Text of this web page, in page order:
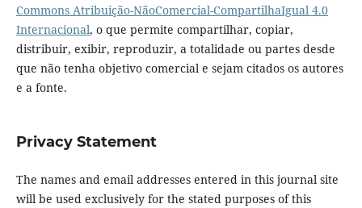
Commons Atribuição-NãoComercial-CompartilhaIgual 4.0
Internacional, o que permite compartilhar, copiar,
distribuir, exibir, reproduzir, a totalidade ou partes desde
que não tenha objetivo comercial e sejam citados os autores
e a fonte.
Privacy Statement
The names and email addresses entered in this journal site
will be used exclusively for the stated purposes of this